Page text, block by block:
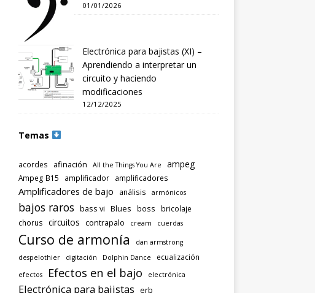
01/01/2026
Electrónica para bajistas (XI) –
Aprendiendo a interpretar un
circuito y haciendo
modificaciones
12/12/2025
Temas
acordes afinación All the Things You Are ampeg
Ampeg B15 amplificador amplificadores
Amplificadores de bajo análisis armónicos
bajos raros bass vi Blues boss
bricolaje
chorus
circuitos contrapalo cream cuerdas
Curso de armonía
dan armstrong
despelothier
digitación Dolphin Dance ecualización
efectos Efectos en el bajo electrónica
Electrónica para bajistas erb